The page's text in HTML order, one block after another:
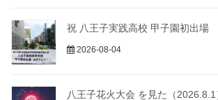
祝 八王子実践高校 甲子園初出場
2026-08-04
八王子花火大会 を見た（2026.8.1